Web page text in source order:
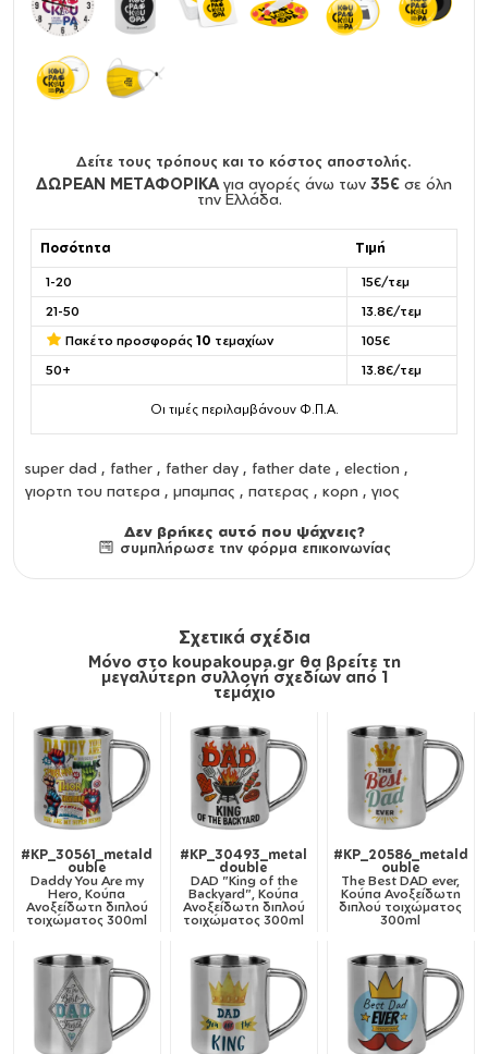
Δείτε τους τρόπους και το κόστος αποστολής.
ΔΩΡΕΑΝ ΜΕΤΑΦΟΡΙΚΑ για αγορές άνω των 35€ σε όλη
την Ελλάδα.
Ποσότητα Τιμή
1-20
15€/τεμ
21-50
13.8€/τεμ
Πακέτο προσφοράς 10 τεμαχίων
105€
50+
13.8€/τεμ
Οι τιμές περιλαμβάνουν Φ.Π.Α.
super dad , father , father day , father date , election ,
γιορτη του πατερα , μπαμπας , πατερας , κορη , γιος
Δεν βρήκες αυτό που ψάχνεις?
συμπλήρωσε την φόρμα επικοινωνίας
Σχετικά σχέδια
Μόνο στο koupakoupa.gr θα βρείτε τη
μεγαλύτερη συλλογή σχεδίων από 1
τεμάχιο
#KP_30561_metald
ouble
Daddy You Are my
Hero, Κούπα
Ανοξείδωτη διπλού
τοιχώματος 300ml
#KP_30493_metal
double
DAD "King of the
Backyard", Κούπα
Ανοξείδωτη διπλού
τοιχώματος 300ml
#KP_20586_metald
ouble
The Best DAD ever,
Κούπα Ανοξείδωτη
διπλού τοιχώματος
300ml